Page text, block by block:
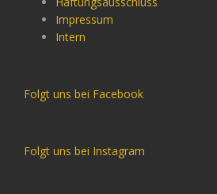
Impressum
Intern
Folgt uns bei Facebook
Folgt uns bei Instagram